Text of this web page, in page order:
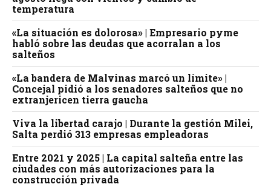
temperatura
«La situación es dolorosa» | Empresario pyme
habló sobre las deudas que acorralan a los
salteños
«La bandera de Malvinas marcó un límite» |
Concejal pidió a los senadores salteños que no
extranjericen tierra gaucha
Viva la libertad carajo | Durante la gestión Milei,
Salta perdió 313 empresas empleadoras
Entre 2021 y 2025 | La capital salteña entre las
ciudades con más autorizaciones para la
construcción privada